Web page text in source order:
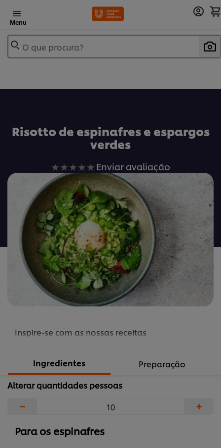
Menu
O que procura?
Risotto de espinafres e espargos
verdes
Nenhuma
avaliação
enviada
para
este
recipe
Enviar avaliação
Inspire-se com as nossas receitas
Ingredientes
Preparação
Alterar quantidades pessoas
− +
Para os espinafres